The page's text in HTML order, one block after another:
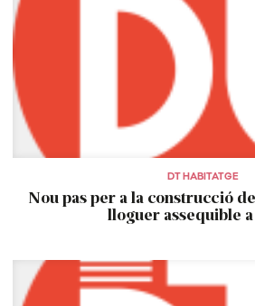
DT HABITATGE
Nou pas per a la construcció
lloguer assequible